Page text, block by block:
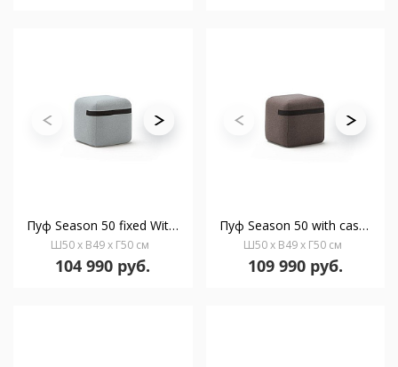
Пуф Season 50 fixed With strap
Ш50 x В49 x Г50 см
104 990 руб.
Пуф Season 50 with casters With strap
Ш50 x В49 x Г50 см
109 990 руб.